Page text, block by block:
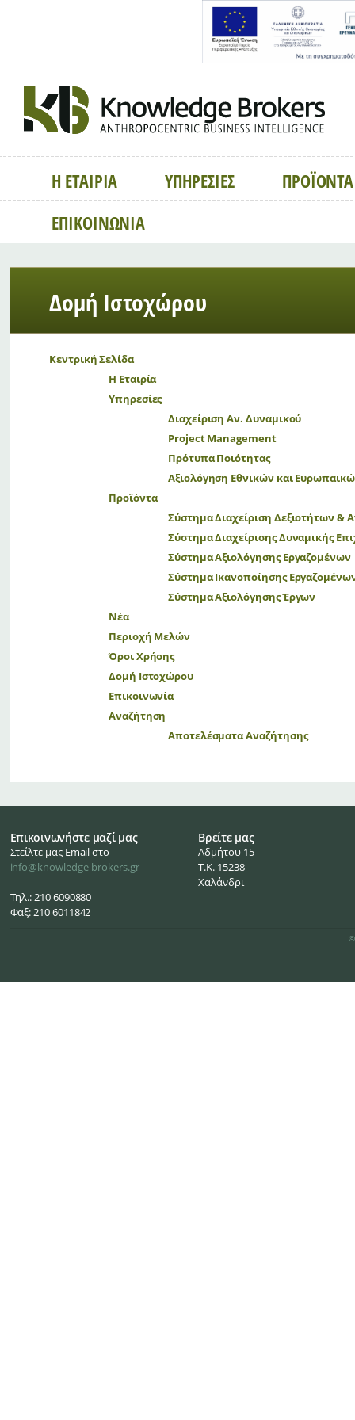
Η ΕΤΑΙΡΙΑ ΥΠΗΡΕΣΙΕΣ
ΠΡΟΪΟΝΤΑ
ΕΠΙΚΟΙΝΩΝΙΑ
Δομή Ιστοχώρου
Κεντρική Σελίδα
Η Εταιρία
Υπηρεσίες
Διαχείριση Αν. Δυναμικού
Project Management
Πρότυπα Ποιότητας
Αξιολόγηση Εθνικών και
Προϊόντα
Σύστημα Διαχείριση Δεξιοτήτων &
Σύστημα Διαχείρισης Δυναμικής
Σύστημα Αξιολόγησης Εργαζομένων
Σύστημα Ικανοποίησης
Σύστημα Αξιολόγησης Έργων
Νέα
Περιοχή Μελών
Όροι Χρήσης
Δομή Ιστοχώρου
Επικοινωνία
Αναζήτηση
Αποτελέσματα Αναζήτησης
Επικοινωνήστε μαζί μας
Στείλτε μας Email στο
info@knowledge-brokers.gr
Τηλ.: 210 6090880
Φαξ: 210 6011842
Βρείτε μας
Αδμήτου 15
Τ.Κ. 15238
Χαλάνδρι